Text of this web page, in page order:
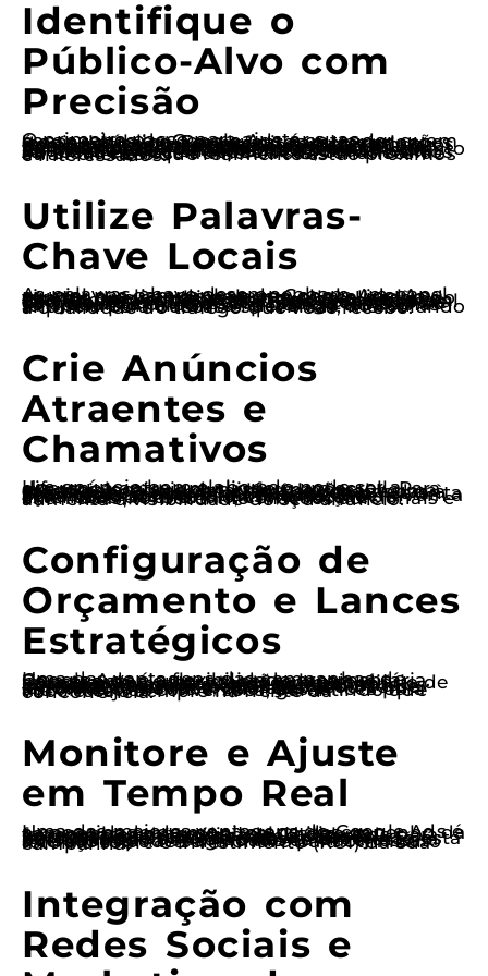
Identifique o
Público-Alvo com
Precisão
O primeiro passo para ajustar suas campanhas de Google Ads é entender quem é o seu público. Para eventos ou promoções locais, isso significa definir características demográficas, interesses e comportamentos dos consumidores que você deseja atingir. Use a ferramenta de planejamento de palavras-chave do Google para identificar termos populares relacionados ao seu evento ou promoção. Além disso, segmentar sua audiência geograficamente é fundamental. Ao focar em locais específicos, como bairros ou cidades, você aumenta suas chances de atrair clientes que realmente estão próximos e interessados.
Utilize Palavras-
Chave Locais
As palavras-chave desempenham um papel crucial nas campanhas de Google Ads. Ao ajustar sua lista de palavras-chave, inclua termos que combinem com a localização do evento ou promoção. Por exemplo, se você está promovendo um festival de comida em São Paulo, use palavras-chave como “festival de comida em São Paulo” ou “promoção de comida no centro de SP”. Esses termos não só ajudam a direcionar o tráfego local, mas também aumentam a relevância do seu anúncio para buscas específicas, melhorando a qualidade do tráfego que você recebe.
Crie Anúncios
Atraentes e
Chamativos
Um anúncio bem elaborado pode ser a diferença entre um clique e um scroll. Para eventos locais, inclua informações essenciais, como data, horário, local e uma oferta especial, se houver. Usar chamadas à ação fortes é essencial. Frases como “Garanta seu ingresso agora!” ou “Aproveite a promoção por tempo limitado!” incentivam a ação imediata. Além disso, a adição de extensões de anúncio, como local e chamadas, fornece informações adicionais e aumenta a visibilidade do seu anúncio.
Configuração de
Orçamento e Lances
Estratégicos
Uma das vantagens das campanhas de Google Ads é a flexibilidade orçamentária. Para eventos ou promoções locais, é importante ajustar seu orçamento diário de acordo com a duração da campanha. Considere aumentar os lances durante os períodos de maior busca, como dias que antecedem o evento. Utilize o recurso de lances automáticos, que ajusta automaticamente o valor dos lances para maximizar as conversões, garantindo que você esteja sempre na frente da concorrência.
Monitore e Ajuste
em Tempo Real
Uma das maiores vantagens do Google Ads é a capacidade de monitorar o desempenho da campanha em tempo real. Utilize as ferramentas de análise do Google Ads para acompanhar métricas como cliques, impressões e taxas de conversão. Se perceber que alguma palavra-chave não está performando bem, não hesite em ajustá-la ou substituí-la. A agilidade em fazer essas alterações pode ser a chave para otimizar o retorno sobre o investimento (ROI) da sua campanha.
Integração com
Redes Sociais e